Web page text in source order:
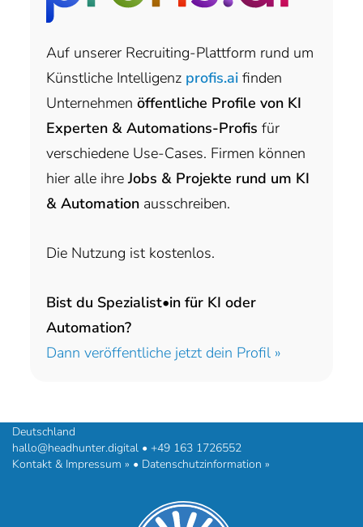
Auf unserer Recruiting-Plattform rund um
Künstliche Intelligenz profis.ai finden
Unternehmen öffentliche Profile von KI
Experten & Automations-Profis für
verschiedene Use-Cases. Firmen können
hier alle ihreJobs & Projekte rund um KI
& Automation ausschreiben.
Die Nutzung ist kostenlos.
Bist du Spezialist•in für KI oder
Automation?
Dann veröffentliche jetzt dein Profil »
Deutschland
hallo@headhunter.digital • +49 163 1726552
Kontakt & Impressum » • Datenschutzinformation »